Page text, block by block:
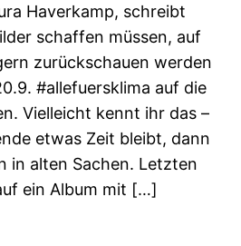
Haverkamp, schreibt
schaffen müssen, auf
zurückschauen werden
#allefuersklima auf die
Vielleicht kennt ihr das –
etwas Zeit bleibt, dann
in alten Sachen. Letzten
ein Album mit […]